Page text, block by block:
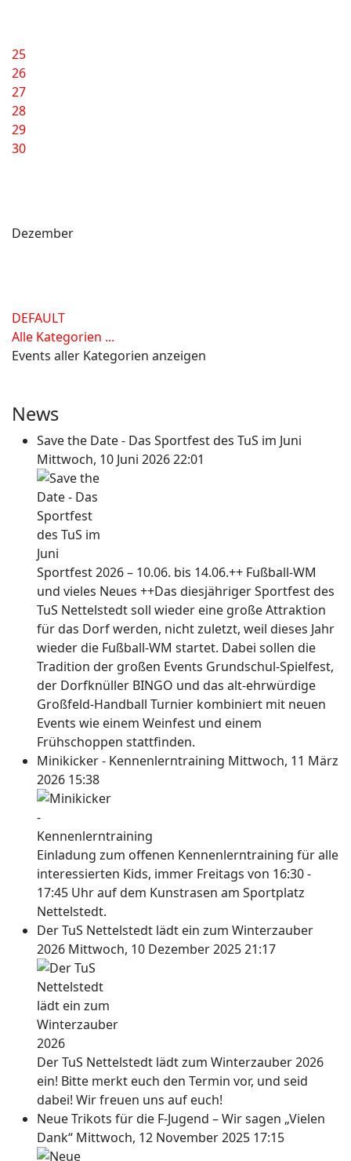
25
26
27
28
29
30
Dezember
DEFAULT
Alle Kategorien ...
Events aller Kategorien anzeigen
News
Save the Date - Das Sportfest des TuS im Juni
Mittwoch, 10 Juni 2026 22:01
Sportfest 2026 – 10.06. bis 14.06.++ Fußball-WM
und vieles Neues ++Das diesjähriger Sportfest des
TuS Nettelstedt soll wieder eine große Attraktion
für das Dorf werden, nicht zuletzt, weil dieses Jahr
wieder die Fußball-WM startet. Dabei sollen die
Tradition der großen Events Grundschul-Spielfest,
der Dorfknüller BINGO und das alt-ehrwürdige
Großfeld-Handball Turnier kombiniert mit neuen
Events wie einem Weinfest und einem
Frühschoppen stattfinden.
Minikicker - Kennenlerntraining Mittwoch, 11 März
2026 15:38
Einladung zum offenen Kennenlerntraining für alle
interessierten Kids, immer Freitags von 16:30 -
17:45 Uhr auf dem Kunstrasen am Sportplatz
Nettelstedt.
Der TuS Nettelstedt lädt ein zum Winterzauber
2026 Mittwoch, 10 Dezember 2025 21:17
Der TuS Nettelstedt lädt zum Winterzauber 2026
ein! Bitte merkt euch den Termin vor, und seid
dabei! Wir freuen uns auf euch!
Neue Trikots für die F-Jugend – Wir sagen „Vielen
Dank“ Mittwoch, 12 November 2025 17:15